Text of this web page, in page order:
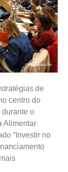
de
centro do
o
Alimentar
“Investir no